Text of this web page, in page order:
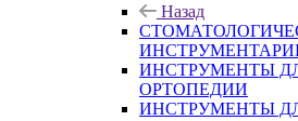
Назад
ИНСТРУМЕНТЫ
ОРТОПЕДИИ
ИНСТРУМЕНТЫ